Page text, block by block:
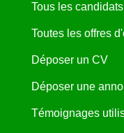
Tous les candidats
Toutes les offres
Déposer un CV
Déposer une
Témoignages